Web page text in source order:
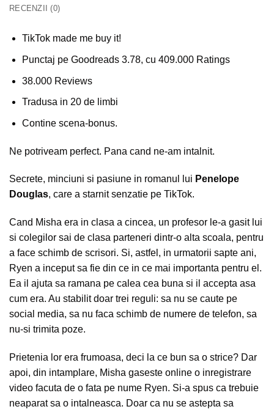
RECENZII (0)
TikTok made me buy it!
Punctaj pe Goodreads 3.78, cu 409.000 Ratings
38.000 Reviews
Tradusa in 20 de limbi
Contine scena-bonus.
Ne potriveam perfect. Pana cand ne-am intalnit.
Secrete, minciuni si pasiune in romanul lui Penelope
Douglas, care a starnit senzatie pe TikTok.
Cand Misha era in clasa a cincea, un profesor le-a gasit lui
si colegilor sai de clasa parteneri dintr-o alta scoala, pentru
a face schimb de scrisori. Si, astfel, in urmatorii sapte ani,
Ryen a inceput sa fie din ce in ce mai importanta pentru el.
Ea il ajuta sa ramana pe calea cea buna si il accepta asa
cum era. Au stabilit doar trei reguli: sa nu se caute pe
social media, sa nu faca schimb de numere de telefon, sa
nu-si trimita poze.
Prietenia lor era frumoasa, deci la ce bun sa o strice? Dar
apoi, din intamplare, Misha gaseste online o inregistrare
video facuta de o fata pe nume Ryen. Si-a spus ca trebuie
neaparat sa o intalneasca. Doar ca nu se astepta sa